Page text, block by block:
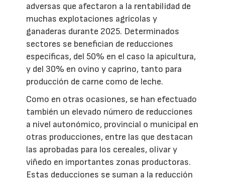
adversas que afectaron a la rentabilidad de
muchas explotaciones agrícolas y
ganaderas durante 2025. Determinados
sectores se benefician de reducciones
específicas, del 50% en el caso la apicultura,
y del 30% en ovino y caprino, tanto para
producción de carne como de leche.
Como en otras ocasiones, se han efectuado
también un elevado número de reducciones
a nivel autonómico, provincial o municipal en
otras producciones, entre las que destacan
las aprobadas para los cereales, olivar y
viñedo en importantes zonas productoras.
Estas deducciones se suman a la reducción